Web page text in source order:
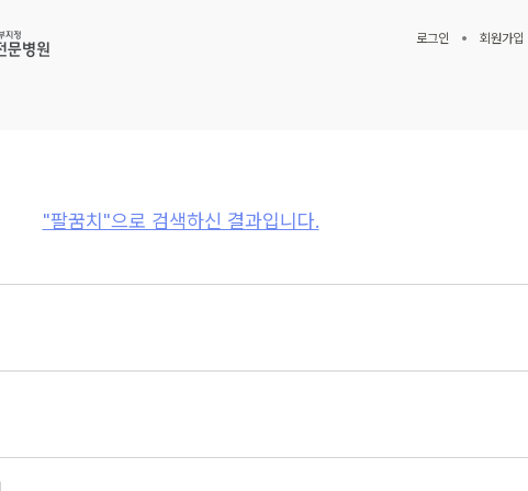
로그인 회원가입
"팔꿈치"으로 검색하신 결과입니다.